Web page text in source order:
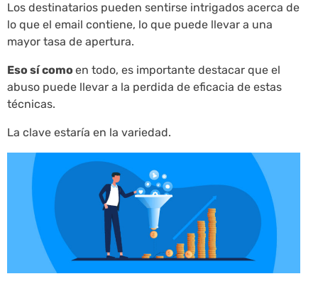
Los destinatarios pueden sentirse intrigados acerca de
lo que el email contiene, lo que puede llevar a una
mayor tasa de apertura.
Eso sí como en todo, es importante destacar que el
abuso puede llevar a la perdida de eficacia de estas
técnicas.
La clave estaría en la variedad.